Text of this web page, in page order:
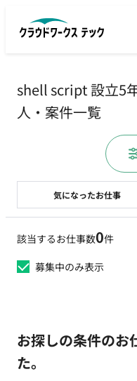
shell script 設立5
人・案件一覧
該当するお仕事数0件
募集中のみ表示
お探しの条件のお
た。
気になったお仕事